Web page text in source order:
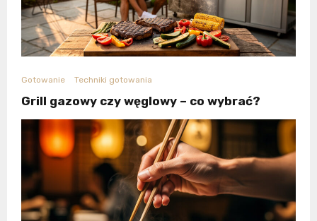
Gotowanie Techniki gotowania
Grill gazowy czy węglowy – co wybrać?